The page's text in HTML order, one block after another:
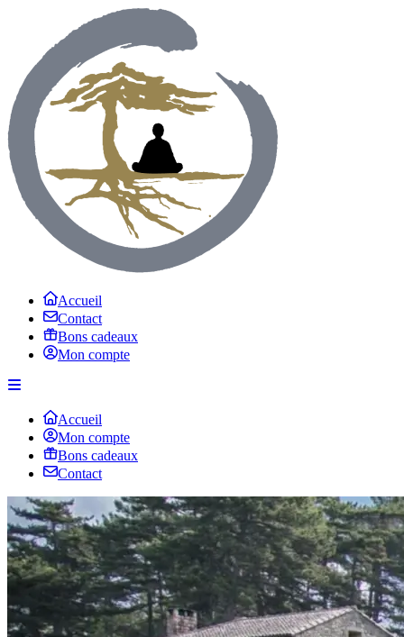
Accueil
Contact
Bons cadeaux
Mon compte
Accueil
Mon compte
Bons cadeaux
Contact